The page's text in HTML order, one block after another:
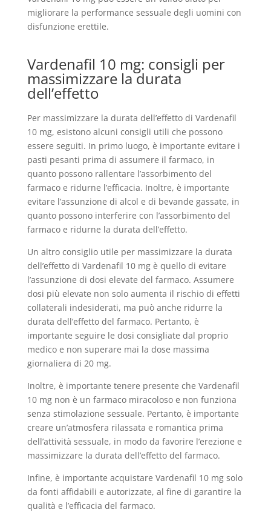
migliorare la performance sessuale degli uomini con
disfunzione erettile.
Vardenafil 10 mg: consigli per
massimizzare la durata
dell’effetto
Per massimizzare la durata dell’effetto di Vardenafil
10 mg, esistono alcuni consigli utili che possono
essere seguiti. In primo luogo, è importante evitare i
pasti pesanti prima di assumere il farmaco, in
quanto possono rallentare l’assorbimento del
farmaco e ridurne l’efficacia. Inoltre, è importante
evitare l’assunzione di alcol e di bevande gassate, in
quanto possono interferire con l’assorbimento del
farmaco e ridurne la durata dell’effetto.
Un altro consiglio utile per massimizzare la durata
dell’effetto di Vardenafil 10 mg è quello di evitare
l’assunzione di dosi elevate del farmaco. Assumere
dosi più elevate non solo aumenta il rischio di effetti
collaterali indesiderati, ma può anche ridurre la
durata dell’effetto del farmaco. Pertanto, è
importante seguire le dosi consigliate dal proprio
medico e non superare mai la dose massima
giornaliera di 20 mg.
Inoltre, è importante tenere presente che Vardenafil
10 mg non è un farmaco miracoloso e non funziona
senza stimolazione sessuale. Pertanto, è importante
creare un’atmosfera rilassata e romantica prima
dell’attività sessuale, in modo da favorire l’erezione e
massimizzare la durata dell’effetto del farmaco.
Infine, è importante acquistare Vardenafil 10 mg solo
da fonti affidabili e autorizzate, al fine di garantire la
qualità e l’efficacia del farmaco.